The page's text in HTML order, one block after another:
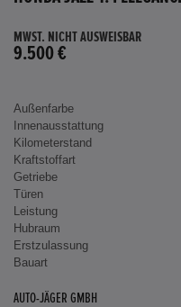
MWST. NICHT AUSWEISBAR
9.500 €
Außenfarbe
Innenausstattung
Kilometerstand
Kraftstoffart
Getriebe
Türen
Leistung
Hubraum
Erstzulassung
Bauart
AUTO-JÄGER GMBH